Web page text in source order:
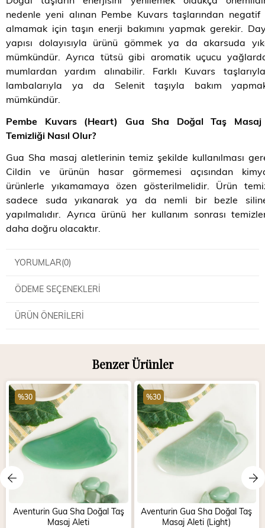
nedenle yeni alınan Pembe Kuvars taşlarından negatif
almamak için taşın enerji bakımını yapmak gerekir.
yapısı dolayısıyla ürünü gömmek ya da akarsuda
mümkündür. Ayrıca tütsü gibi aromatik uçucu
mumlardan yardım alınabilir. Farklı Kuvars
lambalarıyla ya da Selenit taşıyla bakım
mümkündür.
Pembe Kuvars (Heart) Gua Sha Doğal Taş
Temizliği Nasıl Olur?
Gua Sha masaj aletlerinin temiz şekilde kullanılması
Cildin ve ürünün hasar görmemesi açısından
ürünlerle yıkamamaya özen gösterilmelidir. Ürün
sadece suda yıkanarak ya da nemli bir bezle
yapılmalıdır. Ayrıca ürünü her kullanım sonrası
daha doğru olacaktır.
YORUMLAR(0)
ÖDEME SEÇENEKLERI
ÜRÜN ÖNERILERI
Benzer Ürünler
Aventurin Gua Sha Doğal Taş
Masaj Aleti
%30
Aventurin Gua Sha Doğal Taş
Masaj Aleti (Light)
%30